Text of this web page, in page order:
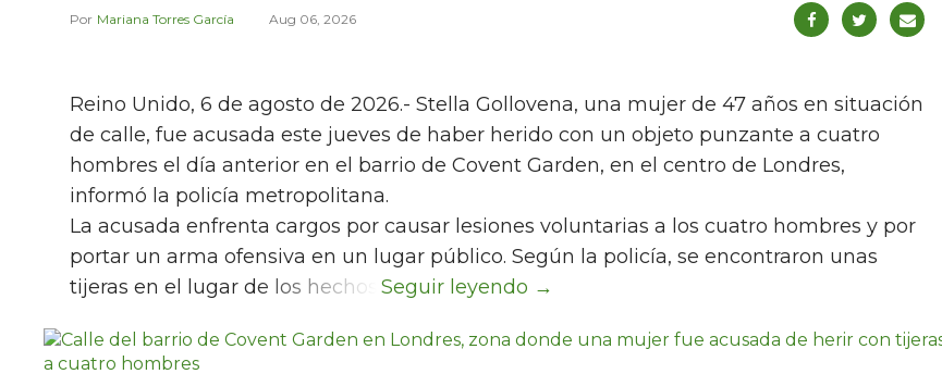
Mariana Torres García Aug 06, 2026
Reino Unido, 6 de agosto de 2026.- Stella Gollovena, una mujer de 47 años en situación
de calle, fue acusada este jueves de haber herido con un objeto punzante a cuatro
hombres el día anterior en el barrio de Covent Garden, en el centro de Londres,
informó la policía metropolitana.
La acusada enfrenta cargos por causar lesiones voluntarias a los cuatro hombres y por
portar un arma ofensiva en un lugar público. Según la policía, se encontraron unas
tijeras en el lugar de los hechos.